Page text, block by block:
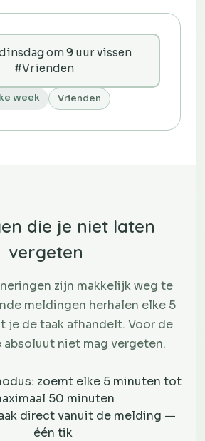
om 9 uur vissen
#Vrienden
week Vrienden
die je niet laten
vergeten
zijn makkelijk weg te
meldingen herhalen elke 5
je de taak afhandelt. Voor de
absoluut niet mag vergeten.
zoemt elke 5 minuten tot
50 minuten
direct vanuit de melding —
één tik